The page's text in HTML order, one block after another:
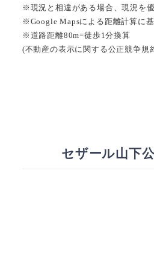
※現況と相違がある場合、現況を
※Google Mapsによる距離計算に基
※道路距離80m=徒歩1分換算
(不動産の表示に関する公正競争規
セザール山下